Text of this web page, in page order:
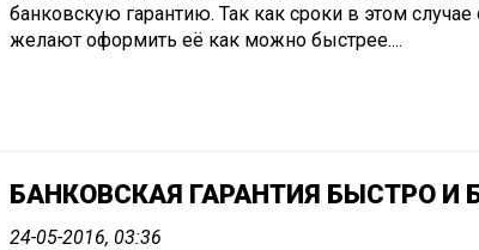
банковскую гарантию. Так как сроки в этом
желают оформить её как можно быстрее....
БАНКОВСКАЯ ГАРАНТИЯ БЫСТРО И
24-05-2016, 03:36